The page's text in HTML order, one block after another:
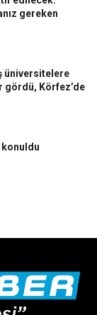
gereken
üniversitelere
gördü, Körfez’de
konuldu